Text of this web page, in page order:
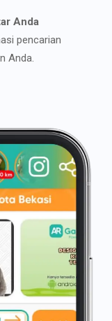
Anda
pencarian
Anda.